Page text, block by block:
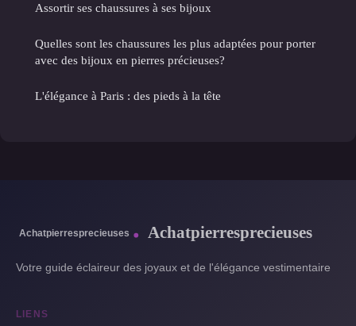
Assortir ses chaussures à ses bijoux
Quelles sont les chaussures les plus adaptées pour porter
avec des bijoux en pierres précieuses?
L'élégance à Paris : des pieds à la tête
Achatpierresprecieuses
Votre guide éclaireur des joyaux et de l'élégance vestimentaire
LIENS